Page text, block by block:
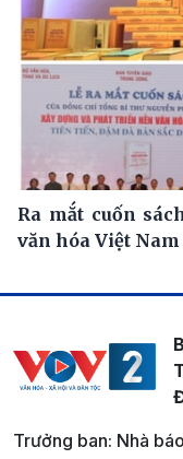
Ra mắt cuốn
văn hóa Việt Nam
Trưởng ban: Nhà